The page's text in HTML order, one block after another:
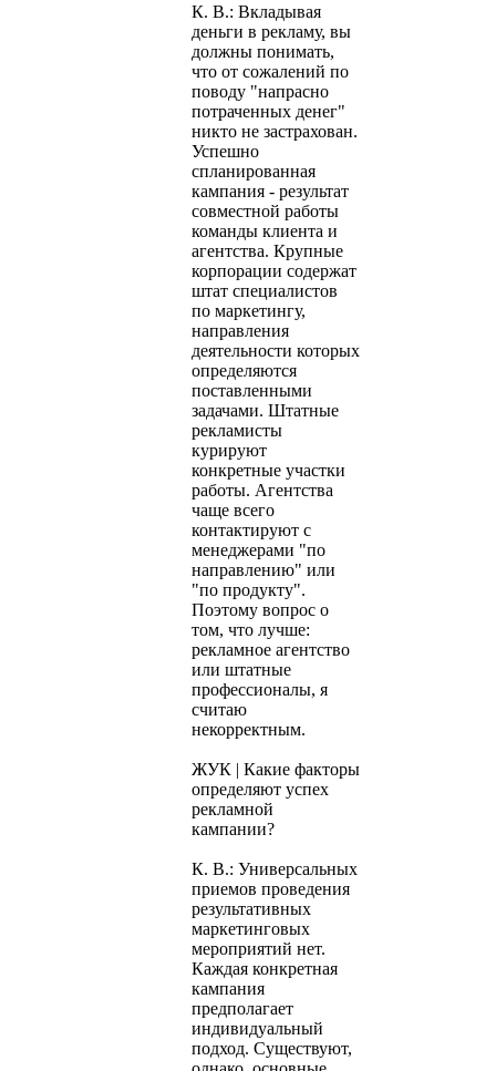
К. В.: Вкладывая
деньги в рекламу, вы
должны понимать,
что от сожалений по
поводу "напрасно
потраченных денег"
никто не застрахован.
Успешно
спланированная
кампания - результат
совместной работы
команды клиента и
агентства. Крупные
корпорации содержат
штат специалистов
по маркетингу,
направления
деятельности которых
определяются
поставленными
задачами. Штатные
рекламисты
курируют
конкретные участки
работы. Агентства
чаще всего
контактируют с
менеджерами "по
направлению" или
"по продукту".
Поэтому вопрос о
том, что лучше:
рекламное агентство
или штатные
профессионалы, я
считаю
некорректным.
ЖУК | Какие факторы
определяют успех
рекламной
кампании?
К. В.: Универсальных
приемов проведения
результативных
маркетинговых
мероприятий нет.
Каждая конкретная
кампания
предполагает
индивидуальный
подход. Существуют,